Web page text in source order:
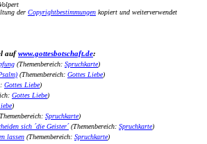
der Copyrightbestimmungen kopiert und weiterverwendet
aufwww.gottesbotschaft.de:
(Themenbereich: Spruchkarte)
(Themenbereich: Gottes Liebe)
Gottes Liebe)
Gottes Liebe)
)
Spruchkarte)
sich ´die Geister´(Themenbereich: Spruchkarte)
lassen (Themenbereich: Spruchkarte)